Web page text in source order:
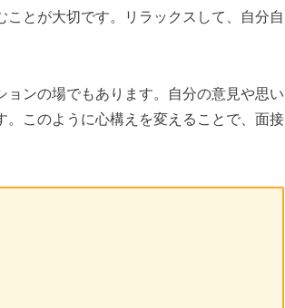
とが大切です。リラックスして、自分自
ンの場でもあります。自分の意見や思い
このように心構えを変えることで、面接